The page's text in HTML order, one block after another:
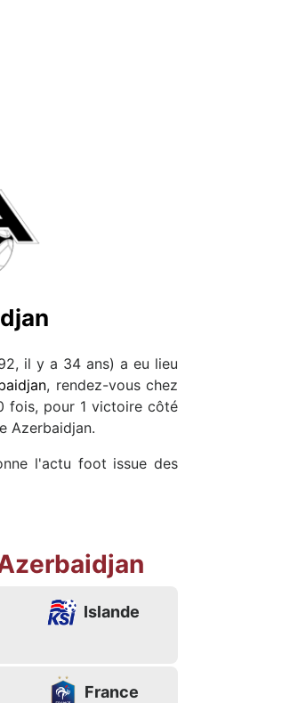
il y a 34 ans) a eu lieu
, rendez-vous chez
fois, pour 1 victoire côté
Azerbaidjan.
l'actu foot issue des
Islande
France